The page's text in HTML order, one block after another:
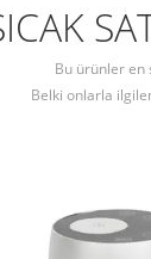
Bu ürünler en
Belki onlarla